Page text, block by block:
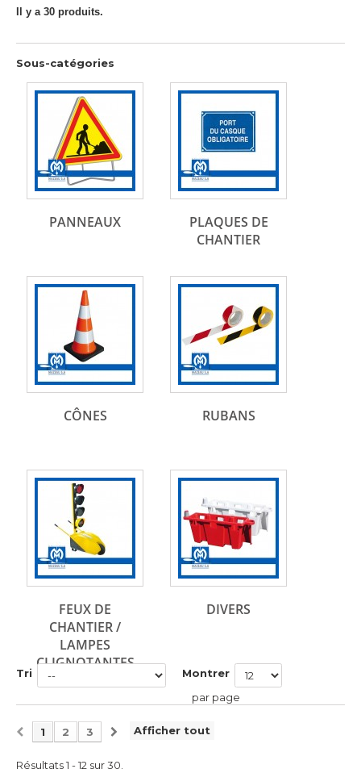
Il y a 30 produits.
Sous-catégories
PANNEAUX
PLAQUES DE
CHANTIER
CÔNES RUBANS
FEUX DE
CHANTIER /
LAMPES
CLIGNOTANTES
DIVERS
Tri
Montrer
par page
Afficher tout
1 2 3
Résultats 1 - 12 sur 30.